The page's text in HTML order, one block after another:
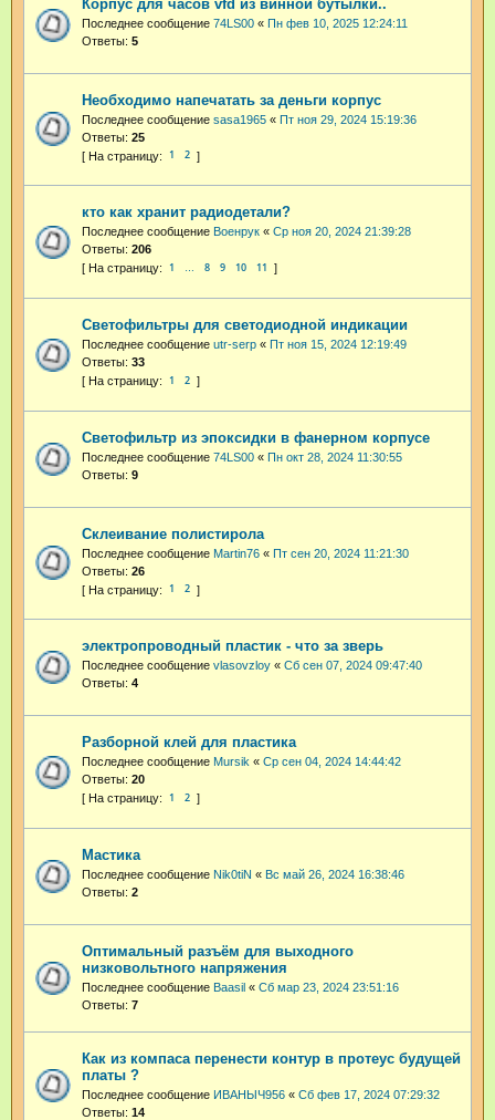
Корпус для часов vfd из винной бутылки..
Последнее сообщение 74LS00 « Пн фев 10, 2025 12:24:11
Ответы: 5
Необходимо напечатать за деньги корпус
Последнее сообщение sasa1965 « Пт ноя 29, 2024 15:19:36
Ответы: 25
1 2
кто как хранит радиодетали?
Последнее сообщение Военрук « Ср ноя 20, 2024 21:39:28
Ответы: 206
1 … 8 9 10 11
Светофильтры для светодиодной индикации
Последнее сообщение utr-serp « Пт ноя 15, 2024 12:19:49
Ответы: 33
1 2
Светофильтр из эпоксидки в фанерном корпусе
Последнее сообщение 74LS00 « Пн окт 28, 2024 11:30:55
Ответы: 9
Склеивание полистирола
Последнее сообщение Martin76 « Пт сен 20, 2024 11:21:30
Ответы: 26
1 2
электропроводный пластик - что за зверь
Последнее сообщение vlasovzloy « Сб сен 07, 2024 09:47:40
Ответы: 4
Разборной клей для пластика
Последнее сообщение Mursik « Ср сен 04, 2024 14:44:42
Ответы: 20
1 2
Мастика
Последнее сообщение Nik0tiN « Вс май 26, 2024 16:38:46
Ответы: 2
Оптимальный разъём для выходного
низковольтного напряжения
Последнее сообщение Baasil « Сб мар 23, 2024 23:51:16
Ответы: 7
Как из компаса перенести контур в протеус будущей
платы ?
Последнее сообщение ИВАНЫЧ956 « Сб фев 17, 2024 07:29:32
Ответы: 14